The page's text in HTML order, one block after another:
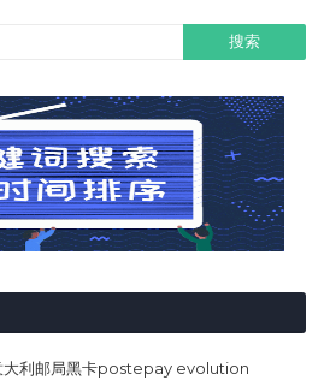
大利邮局黑卡postepay evolution